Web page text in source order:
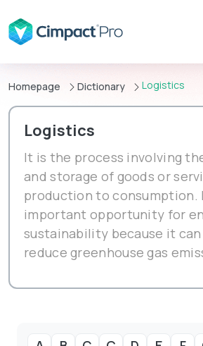
Homepage Dictionary Logistics
Logistics
It is the process involving
and storage of goods or
production to consumption.
important opportunity for
sustainability because it
reduce greenhouse gas